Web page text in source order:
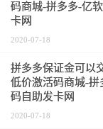
码商城-拼多多-亿
卡网
2020-07-18
拼多多保证金可以
低价激活码商城-
码自助发卡网
2020-07-18